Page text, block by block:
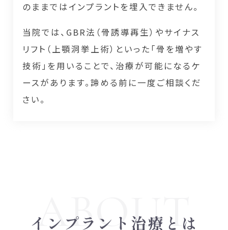
のままではインプラントを埋入できません。
当院では、GBR法（骨誘導再生）やサイナス
リフト（上顎洞挙上術）といった「骨を増やす
技術」を用いることで、治療が可能になるケ
ースがあります。諦める前に一度ご相談くだ
さい。
インプラント治療とは